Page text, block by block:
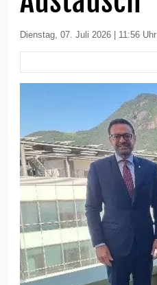
Dienstag, 07. Juli 2026 | 11:56 Uhr